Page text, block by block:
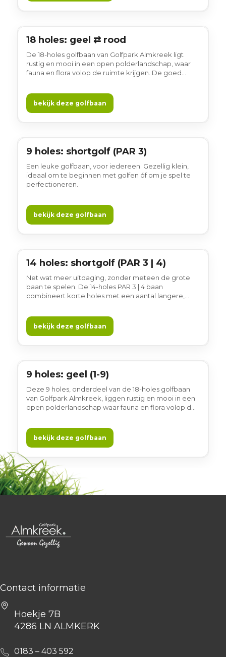
18 holes
18 holes: geel ⇄ rood
De 18-holes golfbaan van Golfpark Almkreek ligt
rustig en mooi in een open polderlandschap, waar
fauna en flora volop de ruimte krijgen. De goed
afwisselend en uitdagend maken voor golfers van
verschillend niveau. Kies zelf op welke lus je wilt
bekijk deze golfbaan
9 holes
9 holes: shortgolf (PAR 3)
Een leuke golfbaan, voor iedereen. Gezellig klein,
ideaal om te beginnen met golfen óf om je spel te
perfectioneren.
bekijk deze golfbaan
14 holes
14 holes: shortgolf (PAR 3 | 4)
Net wat meer uitdaging, zonder meteen de grote
baan te spelen. De 14-holes PAR 3 | 4 baan
combineert korte holes met een aantal langere,
bekijk deze golfbaan
9 holes
9 holes: geel (1-9)
Deze 9 holes, onderdeel van de 18-holes golfbaan
van Golfpark Almkreek, liggen rustig en mooi in een
open polderlandschap waar fauna en flora volop de
vergezichten, die zorgen voor een afwisselende en
prettige ronde. Een fijn rondje om te spelen,
bekijk deze golfbaan
Contact informatie
Hoekje 7B
4286 LN ALMKERK
0183 – 403 592